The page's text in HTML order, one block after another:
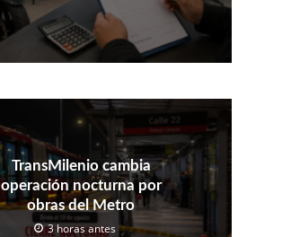
TransMilenio cambia
operación nocturna por
obras del Metro
3 horas antes